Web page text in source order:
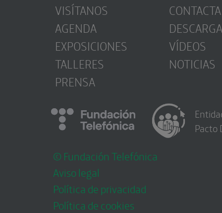
VISÍTANOS
AGENDA
EXPOSICIONES
TALLERES
PRENSA
CONTACTA
VÍDEOS
NOTICIAS
© Fundación Telefónica
Aviso legal
Política de privacidad
Política de cookies
Pacto